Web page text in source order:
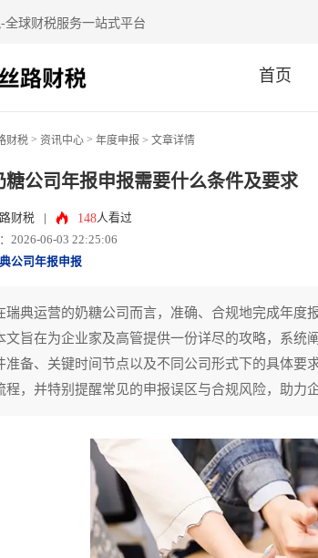
全球财税服务一站式平台
首页
财税 > 资讯中心 > 年度申报 > 文章详情
糖公司年报申报需要什么条件及要求
财税 148人看过
2026-06-03 22:25:06
公司年报申报
瑞典运营的奶糖公司而言，准确、合规地完成年度
文旨在为企业家及高管提供一份详尽的攻略，系统
准备、关键时间节点以及不同公司形式下的具体要
程，并特别提醒常见的申报误区与合规风险，助力